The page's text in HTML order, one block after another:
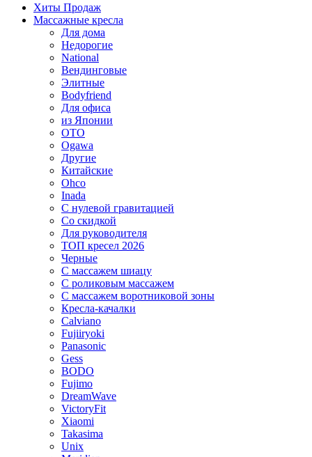
Хиты Продаж
Массажные кресла
Для дома
Недорогие
National
Вендинговые
Элитные
Bodyfriend
Для офиса
из Японии
OTO
Ogawa
Другие
Китайские
Ohco
Inada
С нулевой гравитацией
Со скидкой
Для руководителя
ТОП кресел 2026
Черные
С массажем шиацу
С роликовым массажем
С массажем воротниковой зоны
Кресла-качалки
Calviano
Fujiiryoki
Panasonic
Gess
BODO
Fujimo
DreamWave
VictoryFit
Xiaomi
Takasima
Unix